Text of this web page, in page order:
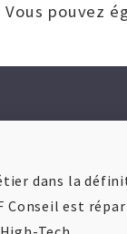
Vous pouvez
dans la
Conseil est